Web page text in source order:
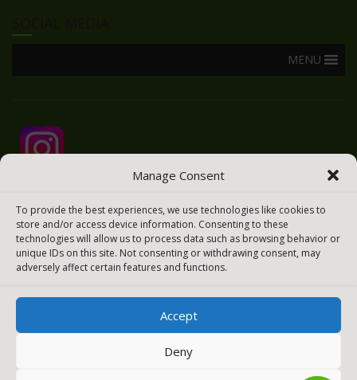
Manage Consent
To provide the best experiences, we use technologies like cookies to
store and/or access device information. Consenting to these
technologies will allow us to process data such as browsing behavior or
unique IDs on this site. Not consenting or withdrawing consent, may
adversely affect certain features and functions.
Accept
Deny
MENU
[payment_methods_image]